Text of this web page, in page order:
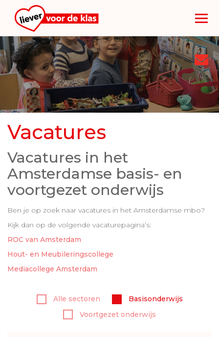
Vacatures
Vacatures in het
Amsterdamse basis- en
voortgezet onderwijs
Ben je op zoek naar vacatures in het Amsterdamse mbo?
Kijk dan op de volgende vacaturepagina’s:
ROC van Amsterdam
Hout- en Meubileringscollege
Mediacollege Amsterdam
Alle sectoren
Basisonderwijs
Voortgezet onderwijs